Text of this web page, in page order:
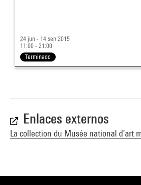
24 jun - 14 sep 2015
11:00 - 21:00
Terminado
Enlaces externos
La collection du Musée national d’art